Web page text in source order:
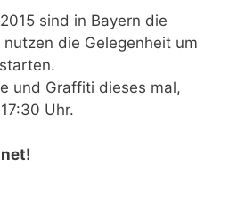
sind in Bayern die
die Gelegenheit um
und Graffiti dieses mal,
Uhr.